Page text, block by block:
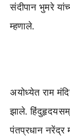
संदीपान भुमरे
म्हणाले.
अयोध्येत राम
झाले.
पंतप्रधान नरेंद्र